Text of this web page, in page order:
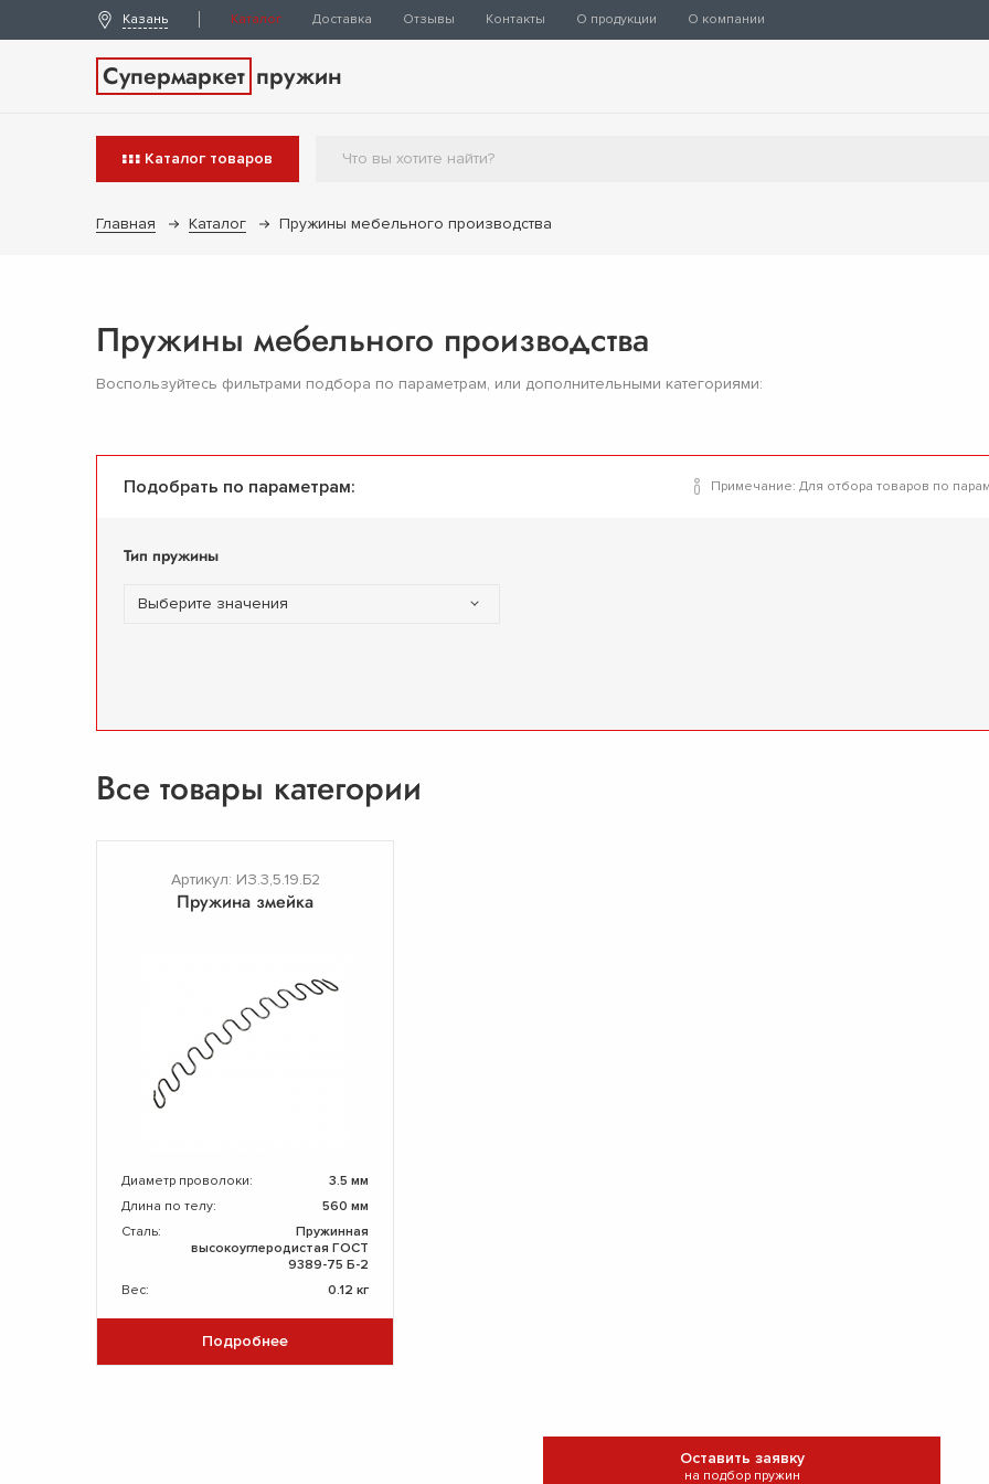
Казань Каталог Доставка Отзывы Контакты О продукции О компании
Супермаркет пружин
Каталог товаров
Главная Каталог Пружины мебельного производства
Пружины мебельного производства
Воспользуйтесь фильтрами подбора по параметрам, или дополнительными категориями:
Подобрать по параметрам: Примечание: Для отбора товаров по
Тип пружины
Выберите значения
Все товары категории
Артикул: ИЗ.3,5.19.Б2
Пружина змейка
Диаметр проволоки:
3.5 мм
Длина по телу:
560 мм
Сталь:
Пружинная
высокоуглеродистая ГОСТ
9389-75 Б-2
Вес:
0.12 кг
Подробнее
Оставить заявку
на подбор пружин